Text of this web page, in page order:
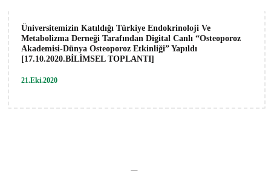
Üniversitemizin Katıldığı Türkiye Endokrinoloji Ve
Metabolizma Derneği Tarafından Digital Canlı “Osteoporoz
Akademisi-Dünya Osteoporoz Etkinliği” Yapıldı
[17.10.2020.BİLİMSEL TOPLANTI]
21.Eki.2020